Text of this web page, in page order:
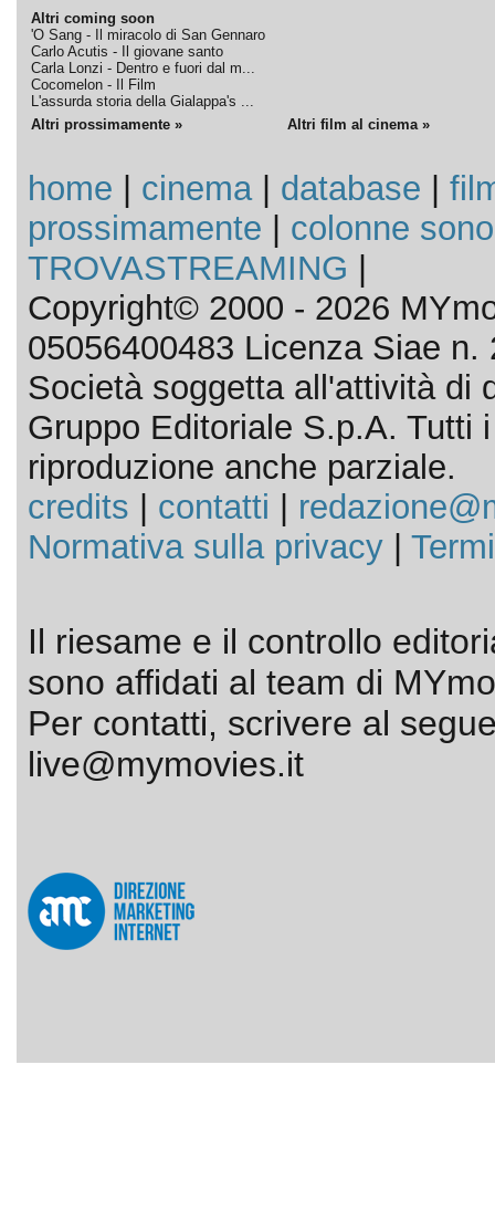
Altri coming soon
'O Sang - Il miracolo di San Gennaro
Carlo Acutis - Il giovane santo
Carla Lonzi - Dentro e fuori dal m...
Cocomelon - Il Film
L'assurda storia della Gialappa's ...
Altri prossimamente » Altri film al cinema »
home cinema| database
prossimamente
colonne
TROVASTREAMING
Copyright© 2000 - 2026
05056400483 Licenza Siae n.
Società soggetta all'attività di
Gruppo Editoriale S.p.A. Tutti
riproduzione anche parziale.
credits
contatti
Normativa sulla privacy|
Il riesame e il controllo
sono affidati al team di
Per contatti, scrivere al
live@mymovies.it